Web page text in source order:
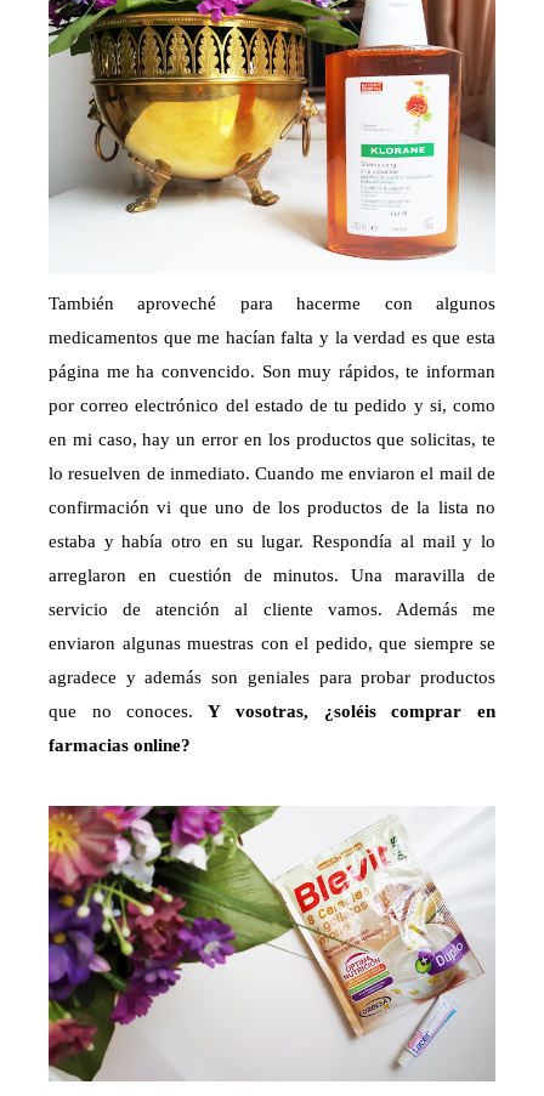
También aproveché para hacerme con algunos
medicamentos que me hacían falta y la verdad es que esta
página me ha convencido. Son muy rápidos, te informan
por correo electrónico del estado de tu pedido y si, como
en mi caso, hay un error en los productos que solicitas, te
lo resuelven de inmediato. Cuando me enviaron el mail de
confirmación vi que uno de los productos de la lista no
estaba y había otro en su lugar. Respondía al mail y lo
arreglaron en cuestión de minutos. Una maravilla de
servicio de atención al cliente vamos. Además me
enviaron algunas muestras con el pedido, que siempre se
agradece y además son geniales para probar productos
que no conoces. Y vosotras, ¿soléis comprar en
farmacias online?